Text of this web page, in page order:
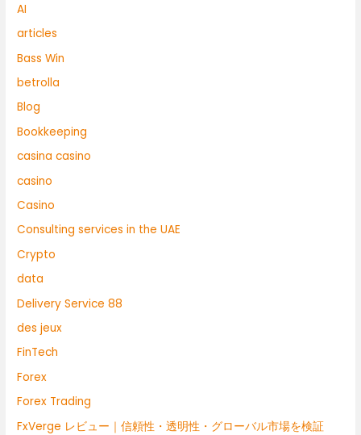
AI
articles
Bass Win
betrolla
Blog
Bookkeeping
casina casino
casino
Casino
Consulting services in the UAE
Crypto
data
Delivery Service 88
des jeux
FinTech
Forex
Forex Trading
FxVerge レビュー｜信頼性・透明性・グローバル市場を検証